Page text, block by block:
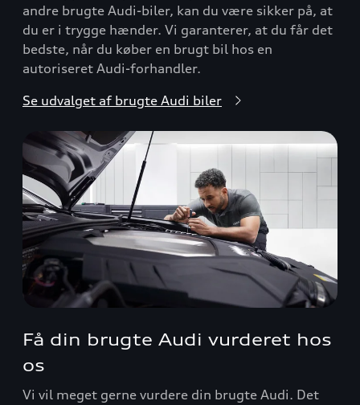
andre brugte Audi-biler, kan du være sikker på, at
du er i trygge hænder. Vi garanterer, at du får det
bedste, når du køber en brugt bil hos en
autoriseret Audi-forhandler.
Se udvalget af brugte Audi biler
Få din brugte Audi vurderet hos
os
Vi vil meget gerne vurdere din brugte Audi. Det